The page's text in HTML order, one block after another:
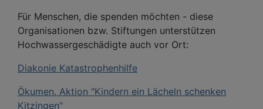
Für Menschen, die spenden möchten - diese
Organisationen bzw. Stiftungen unterstützen
Hochwassergeschädigte auch vor Ort:
Diakonie Katastrophenhilfe
Ökumen. Aktion "Kindern ein Lächeln schenken
Kitzingen"